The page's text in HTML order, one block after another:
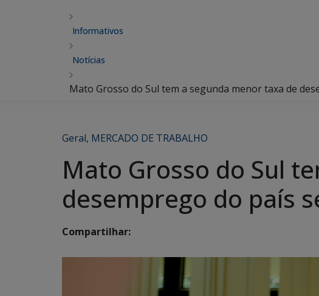
Informativos
Notícias
Mato Grosso do Sul tem a segunda menor taxa de
Geral, MERCADO DE TRABALHO
Mato Grosso do Sul
desemprego do país
Compartilhar: